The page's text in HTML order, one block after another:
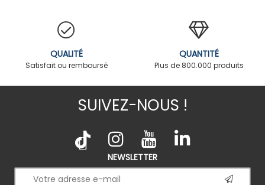
QUALITÉ
Satisfait ou remboursé
QUANTITÉ
Plus de 800.000 produits
SUIVEZ-NOUS !
NEWSLETTER